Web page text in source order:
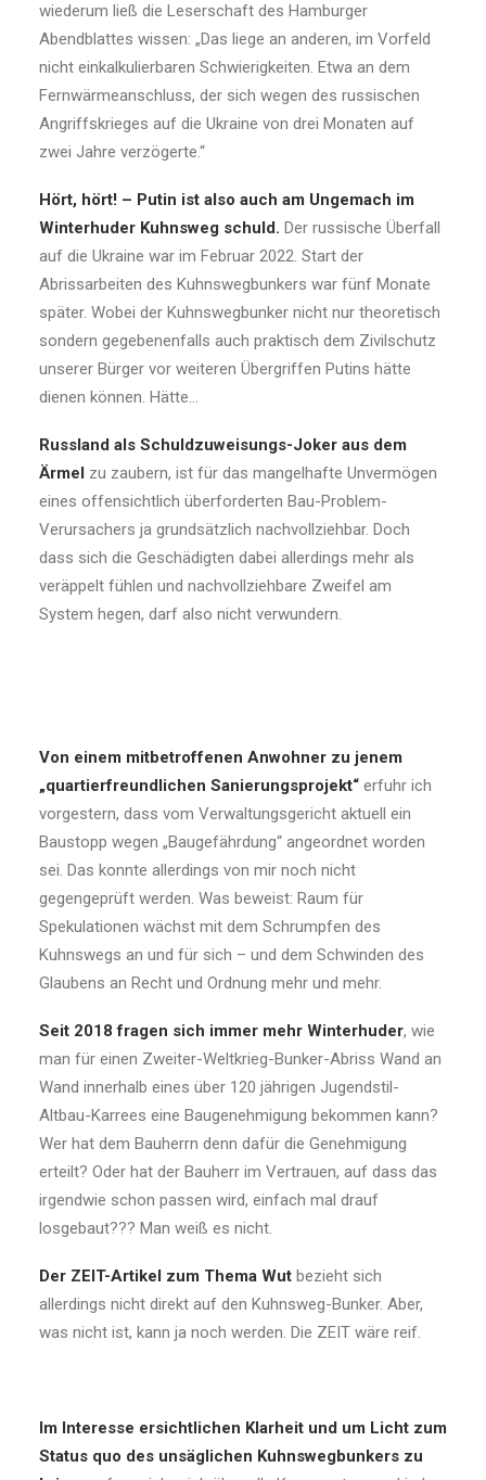
wiederum ließ die Leserschaft des Hamburger
Abendblattes wissen: „Das liege an anderen, im Vorfeld
nicht einkalkulierbaren Schwierigkeiten. Etwa an dem
Fernwärmeanschluss, der sich wegen des russischen
Angriffskrieges auf die Ukraine von drei Monaten auf
zwei Jahre verzögerte.“
Hört, hört! – Putin ist also auch am Ungemach im
Winterhuder Kuhnsweg schuld. Der russische Überfall
auf die Ukraine war im Februar 2022. Start der
Abrissarbeiten des Kuhnswegbunkers war fünf Monate
später. Wobei der Kuhnswegbunker nicht nur theoretisch
sondern gegebenenfalls auch praktisch dem Zivilschutz
unserer Bürger vor weiteren Übergriffen Putins hätte
dienen können. Hätte…
Russland als Schuldzuweisungs-Joker aus dem
Ärmel zu zaubern, ist für das mangelhafte Unvermögen
eines offensichtlich überforderten Bau-Problem-
Verursachers ja grundsätzlich nachvollziehbar. Doch
dass sich die Geschädigten dabei allerdings mehr als
veräppelt fühlen und nachvollziehbare Zweifel am
System hegen, darf also nicht verwundern.
Von einem mitbetroffenen Anwohner zu jenem
„quartierfreundlichen Sanierungsprojekt“ erfuhr ich
vorgestern, dass vom Verwaltungsgericht aktuell ein
Baustopp wegen „Baugefährdung“ angeordnet worden
sei. Das konnte allerdings von mir noch nicht
gegengeprüft werden. Was beweist: Raum für
Spekulationen wächst mit dem Schrumpfen des
Kuhnswegs an und für sich – und dem Schwinden des
Glaubens an Recht und Ordnung mehr und mehr.
Seit 2018 fragen sich immer mehr Winterhuder, wie
man für einen Zweiter-Weltkrieg-Bunker-Abriss Wand an
Wand innerhalb eines über 120 jährigen Jugendstil-
Altbau-Karrees eine Baugenehmigung bekommen kann?
Wer hat dem Bauherrn denn dafür die Genehmigung
erteilt? Oder hat der Bauherr im Vertrauen, auf dass das
irgendwie schon passen wird, einfach mal drauf
losgebaut??? Man weiß es nicht.
Der ZEIT-Artikel zum Thema Wut bezieht sich
allerdings nicht direkt auf den Kuhnsweg-Bunker. Aber,
was nicht ist, kann ja noch werden. Die ZEIT wäre reif.
Im Interesse ersichtlichen Klarheit und um Licht zum
Status quo des unsäglichen Kuhnswegbunkers zu